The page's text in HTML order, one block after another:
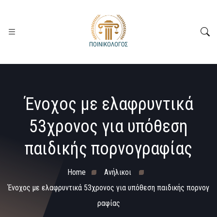
Ένοχος με ελαφρυντικά
53χρονος για υπόθεση
παιδικής πορνογραφίας
Home
Ανήλικοι
Ένοχος με ελαφρυντικά 53χρονος για υπόθεση παιδικής πορνογ
ραφίας